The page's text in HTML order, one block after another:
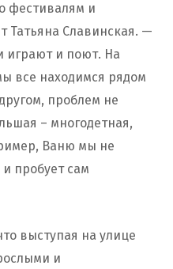
фестивалям и
Татьяна Славинская. —
играют и поют. На
все находимся рядом
проблем не
– многодетная,
Ваню мы не
пробует сам
выступая на улице
и